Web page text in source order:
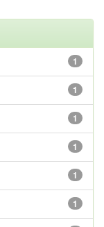
1
1
1
1
1
1